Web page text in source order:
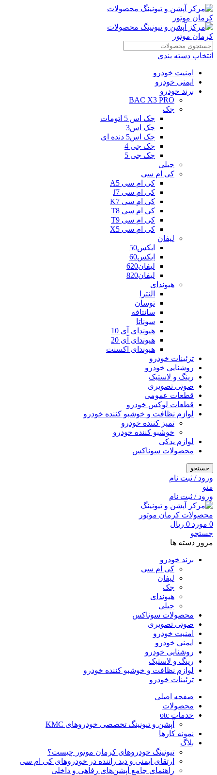
انتخاب دسته بندی
امنیت خودرو
ایمنی خودرو
برند خودرو
BAC X3 PRO
جک
جک اس 5 اتومات
جک اس3
جک اس5 دنده ای
جک جی 4
جک جی 5
جیلی
کی ام سی
کی ام سی A5
کی ام سی J7
کی ام سی K7
کی ام سی T8
کی ام سی T9
کی ام سی X5
لیفان
ایکس50
ایکس60
لیفان620
لیفان820
هیوندای
النترا
توسان
سانتافه
سوناتا
هیوندای آی 10
هیوندای آی 20
هیوندای اکسنت
تزئینات خودرو
روشنایی خودرو
رینگ و لاستیک
صوتی تصویری
قطعات عمومی
قطعات لوکس خودرو
لوازم نظافت و خوشبو کننده خودرو
تمیز کننده خودرو
خوشبو کننده خودرو
لوازم یدکی
محصولات سوناکس
جستجو
ورود / ثبت نام
منو
ورود / ثبت نام
0 مورد 0 ریال
جستجو
مرور دسته ها
برند خودرو
کی ام سی
لیفان
جک
هیوندای
جیلی
محصولات سوناکس
صوتی تصویری
امنیت خودرو
ایمنی خودرو
روشنایی خودرو
رینگ و لاستیک
لوازم نظافت و خوشبو کننده خودرو
تزئینات خودرو
صفحه اصلی
محصولات
خدمات otc
آپشن و تیونینگ تخصصی خودروهای KMC
نمونه کارها
بلاگ
تیونینگ خودروهای کرمان موتور چیست؟
ارتقای ایمنی و دید راننده در خودروهای کی ام سی
راهنمای جامع آپشن‌های رفاهی و داخلی